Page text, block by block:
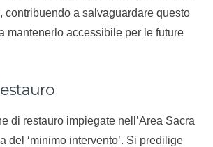
contribuendo a salvaguardare questo
mantenerlo accessibile per le future
di restauro impiegate nell’Area Sacra
del ‘minimo intervento’. Si predilige